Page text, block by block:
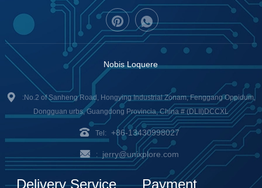
Nobis Loquere
:No.2 of Sanheng Road, Hongying Industrial Zonam, Fenggang Oppidum,
Dongguan urbs, Guangdong Provincia, China # (DLII)DCCXL
Tel: +86-13430998027
: jerry@unixplore.com
Delivery Service Payment